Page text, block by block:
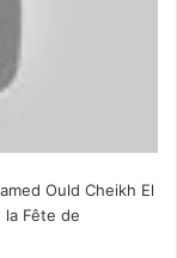
Ould Cheikh El
la Fête de